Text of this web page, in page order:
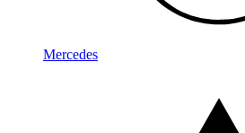
Mercedes